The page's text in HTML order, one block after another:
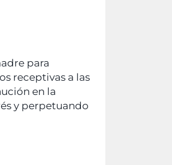
para
receptivas a las
en la
y perpetuando